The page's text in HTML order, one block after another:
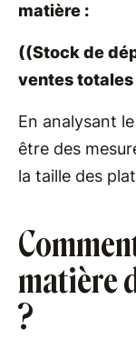
matière :
((Stock de
ventes
En analysant
être des
la taille des
matière
?